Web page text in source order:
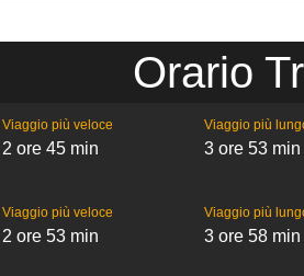
Orario
Viaggio più veloce
2 ore 45 min
Viaggio più
3 ore 53 min
Viaggio più veloce
2 ore 53 min
Viaggio più
3 ore 58 min